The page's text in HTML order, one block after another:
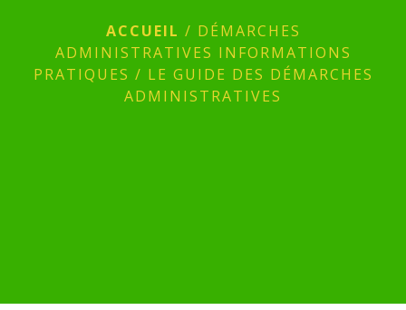
ACCUEIL / DÉMARCHES
ADMINISTRATIVES INFORMATIONS
PRATIQUES / LE GUIDE DES DÉMARCHES
ADMINISTRATIVES